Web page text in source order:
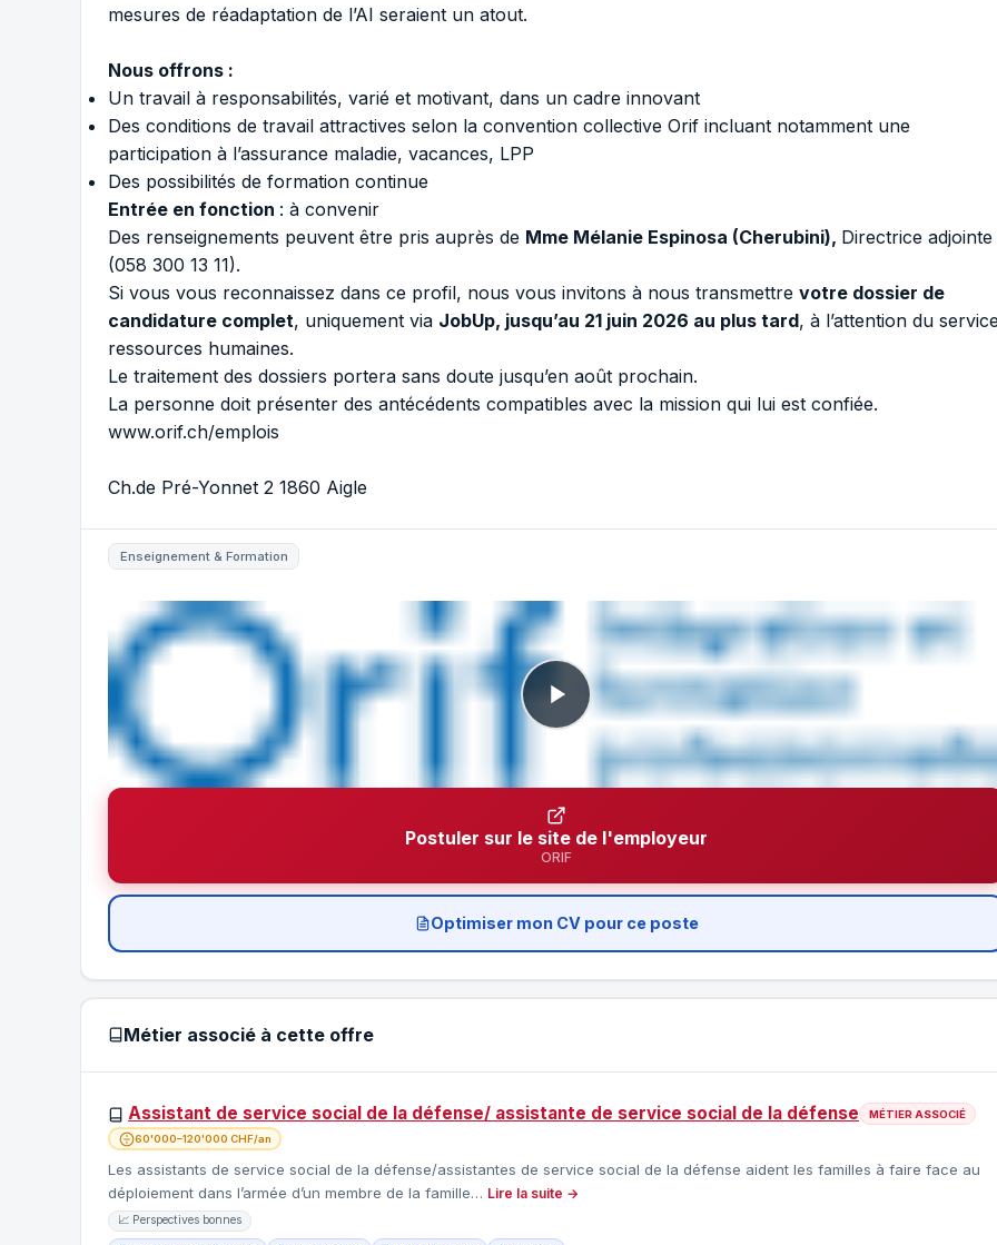
mesures de réadaptation de l’AI seraient un atout.
Nous offrons :
Un travail à responsabilités, varié et motivant, dans un cadre innovant
Des conditions de travail attractives selon la convention collective Orif incluant notamment une
participation à l’assurance maladie, vacances, LPP
Des possibilités de formation continue
Entrée en fonction : à convenir
Des renseignements peuvent être pris auprès de Mme Mélanie Espinosa (Cherubini), Directrice adjointe
(058 300 13 11).
Si vous vous reconnaissez dans ce profil, nous vous invitons à nous transmettre votre dossier de
candidature complet, uniquement via JobUp, jusqu’au 21 juin 2026 au plus tard, à l’attention du
ressources humaines.
Le traitement des dossiers portera sans doute jusqu’en août prochain.
La personne doit présenter des antécédents compatibles avec la mission qui lui est confiée.
www.orif.ch/emplois
Ch.de Pré-Yonnet 2 1860 Aigle
Enseignement & Formation
Postuler sur le site de l'employeur
ORIF
Optimiser mon CV pour ce poste
Métier associé à cette offre
Assistant de service social de la défense/ assistante de service social de la défense MÉTIER ASSOCIÉ
60'000–120'000 CHF/an
Les assistants de service social de la défense/assistantes de service social de la défense aident les familles à faire face au
déploiement dans l’armée d’un membre de la famille… Lire la suite →
📈 Perspectives bonnes